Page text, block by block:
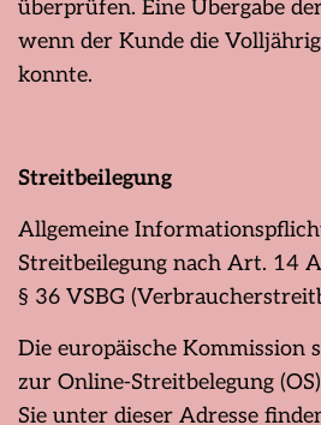
überprüfen. Eine Übergabe
wenn der Kunde die
konnte.
Streitbeilegung
Allgemeine
Streitbeilegung nach Art. 14
§ 36 VSBG
Die europäische Kommission
zur Online-Streitbelegung
Sie unter dieser Adresse